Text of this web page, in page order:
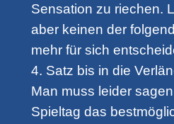
Sensation zu riechen.
aber keinen der
mehr für sich
4. Satz bis in die
Man muss leider
Spieltag das